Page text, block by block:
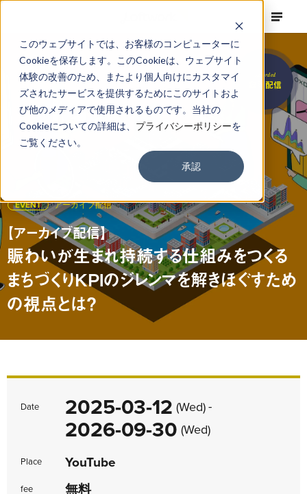
このウェブサイトでは、お客様のコンピューターに
Cookieを保存します。このCookieは、ウェブサイト
体験の改善のため、またより個人向けにカスタマイ
ズされたサービスを提供するためにこのサイトおよ
び他のメディアで使用されるものです。当社の
Cookieについての詳細は、 プライバシーポリシーを
ご覧ください。
承認
EVENT アーカイブ配信
【アーカイブ配信】
賑わいが生まれ持続する仕組みをつくる
まちづくりKPIのジレンマを解きほぐすため
の視点とは？
Recorded
録画配信
Date 2025-03-12 (Wed)-
2026-09-30 (Wed)
Place YouTube
fee 無料